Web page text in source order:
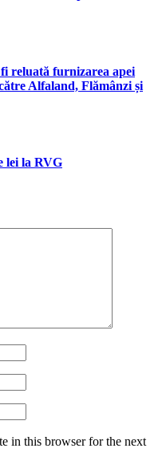
reluată furnizarea apei
Alfaland, Flămânzi și
lei la RVG
in this browser for the next